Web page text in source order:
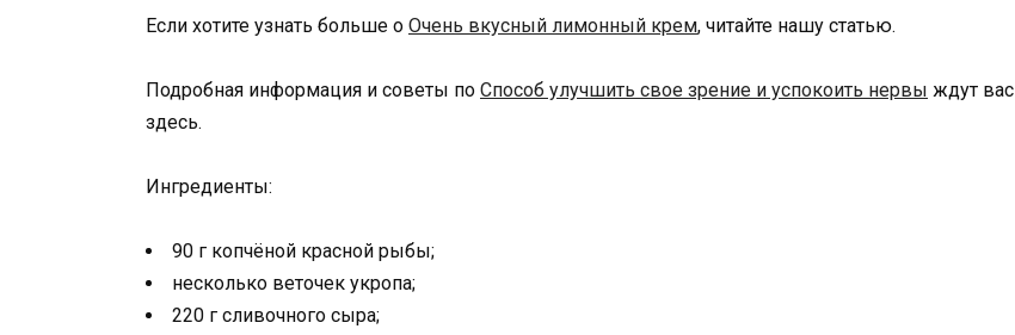
Если хотите узнать больше о Очень вкусный лимонный крем, читайте нашу статью.
Подробная информация и советы по Способ улучшить свое зрение и успокоить нервы ждут вас
здесь.
Ингредиенты:
90 г копчёной красной рыбы;
несколько веточек укропа;
220 г сливочного сыра;